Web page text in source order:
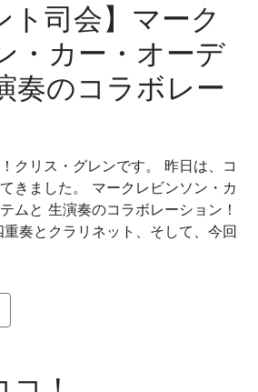
司会】マーク
・カー・オーデ
奏のコラボレー
クリス・グレンです。 昨日は、コ
きました。 マークレビンソン・カ
ムと 生演奏のコラボレーション！
奏とクラリネット、そして、今回